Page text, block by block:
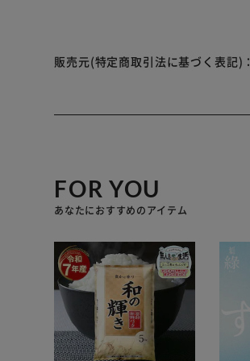
販売元(特定商取引法に基づく表記)：
FOR YOU
あなたにおすすめのアイテム